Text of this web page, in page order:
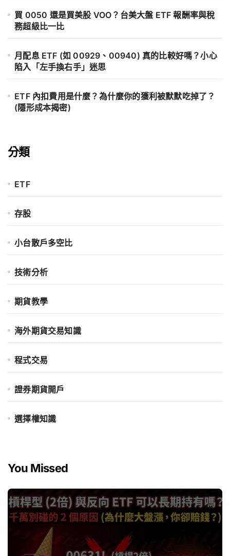
買 0050 還是買美股 VOO？台美大盤 ETF 報酬率與稅
務超級比一比
月配息 ETF (如 00929、00940) 真的比較好嗎？小心
陷入「左手換右手」迷思
ETF 內扣費用是什麼？為什麼你的獲利被默默吃掉了？
(隱形成本揭密)
分類
ETF
存股
小台散戶多空比
技術分析
期貨教學
海外期貨交易知識
程式交易
證券期貨開戶
選擇權知識
You Missed